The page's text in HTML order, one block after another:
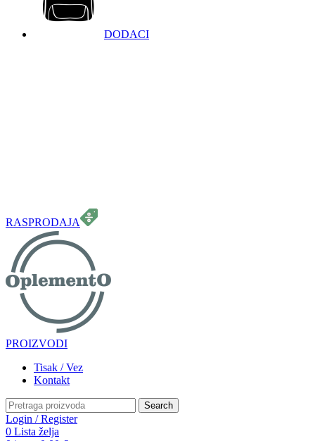
DODACI
RASPRODAJA
PROIZVODI
Tisak / Vez
Kontakt
Search
Login / Register
0 Lista želja